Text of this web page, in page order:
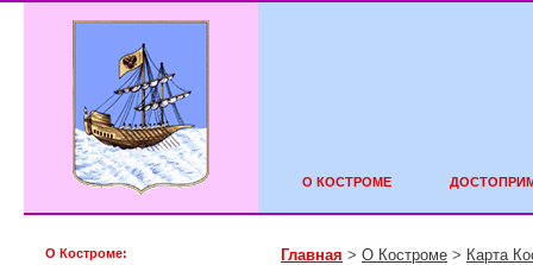
О КОСТРОМЕ
О Костроме: Главная > О Костроме > Карта